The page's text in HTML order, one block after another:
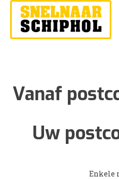
Vanaf
Uw
Enkele